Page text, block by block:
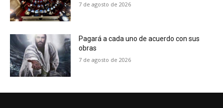
7 de agosto de 2026
Pagará a cada uno de acuerdo con sus
obras
7 de agosto de 2026